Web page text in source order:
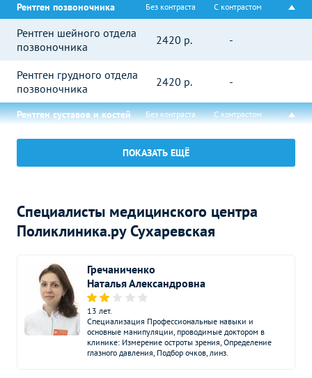
Рентген позвоночника Без контраста С контрастом
Рентген шейного отдела
позвоночника
2420 р. -
Рентген грудного отдела
позвоночника
2420 р. -
Рентген суставов и костей Без контраста С контрастом
Рентген плечевого сустава 2200р.
-
Рентген ключицы
2420р.
-
Рентген лучезапястного
сустава
2200р.
Рентген тазобедренного
сустава
Рентген коленного сустава
Рентген голеностопного
2310р. -
ПОКАЗАТЬ ЕЩЁ
Специалисты медицинского центра
Поликлиника.ру Сухаревская
Гречаниченко
Наталья Александровна
13 лет.
Специализа­ция Профессиональные навыки и
основные манипуляции, проводимые доктором в
клинике: Измерение остроты зрения, Определение
глазного давления, Подбор очков, линз.